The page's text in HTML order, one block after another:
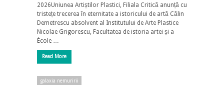
2026Uniunea Artiștilor Plastici, Filiala Critică anunță cu
tristețe trecerea în eternitate a istoricului de artă Călin
Demetrescu absolvent al Institutului de Arte Plastice
Nicolae Grigorescu, Facultatea de istoria artei și a
École …
Read More
galaxia nemuririi